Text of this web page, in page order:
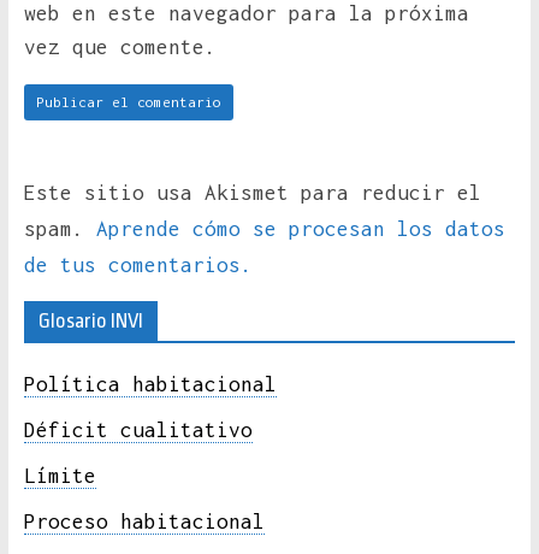
web en este navegador para la próxima
vez que comente.
Este sitio usa Akismet para reducir el
spam. Aprende cómo se procesan los datos
de tus comentarios.
Glosario INVI
Política habitacional
Déficit cualitativo
Límite
Proceso habitacional